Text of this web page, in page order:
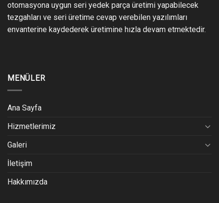
otomasyona uygun seri yedek parça üretimi yapabilecek
tezgahları ve seri üretime cevap verebilen yazılımları
envanterine kaydederek üretimine hızla devam etmektedir.
MENÜLER
Ana Sayfa
Hizmetlerimiz
Galeri
İletişim
Hakkımızda